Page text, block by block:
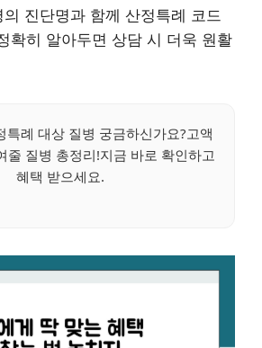
의 진단명과 함께 산정특례 코드
확히 알아두면 상담 시 더욱 원활
특례 대상 질병 궁금하신가요?고액
줄 질병 총정리!지금 바로 확인하고
혜택 받으세요.